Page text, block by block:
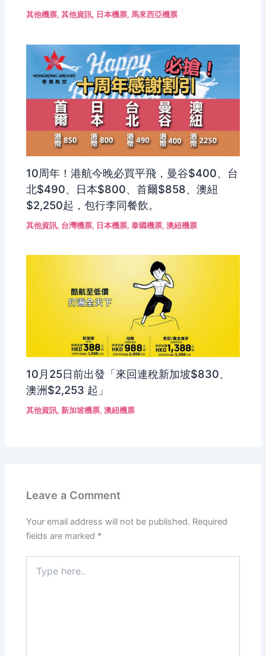
其他機票,其他資訊, 日本機票,馬來西亞機票
10周年！港航今晚必買平飛，曼谷$400、台
北$490、日本$800、首爾$858、澳紐
$2,250起，包行李同餐飲。
其他資訊, 台灣機票, 日本機票,泰國機票,澳紐機票
10月25日前出發「來回連稅新加坡$830、
澳洲$2,253 起」
其他資訊,新加坡機票,澳紐機票
Leave a Comment
Your email address will not be published. Required
fields are marked *
here..